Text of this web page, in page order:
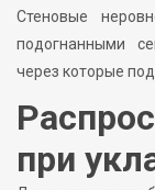
Стеновые
подогнанными
через которые
при